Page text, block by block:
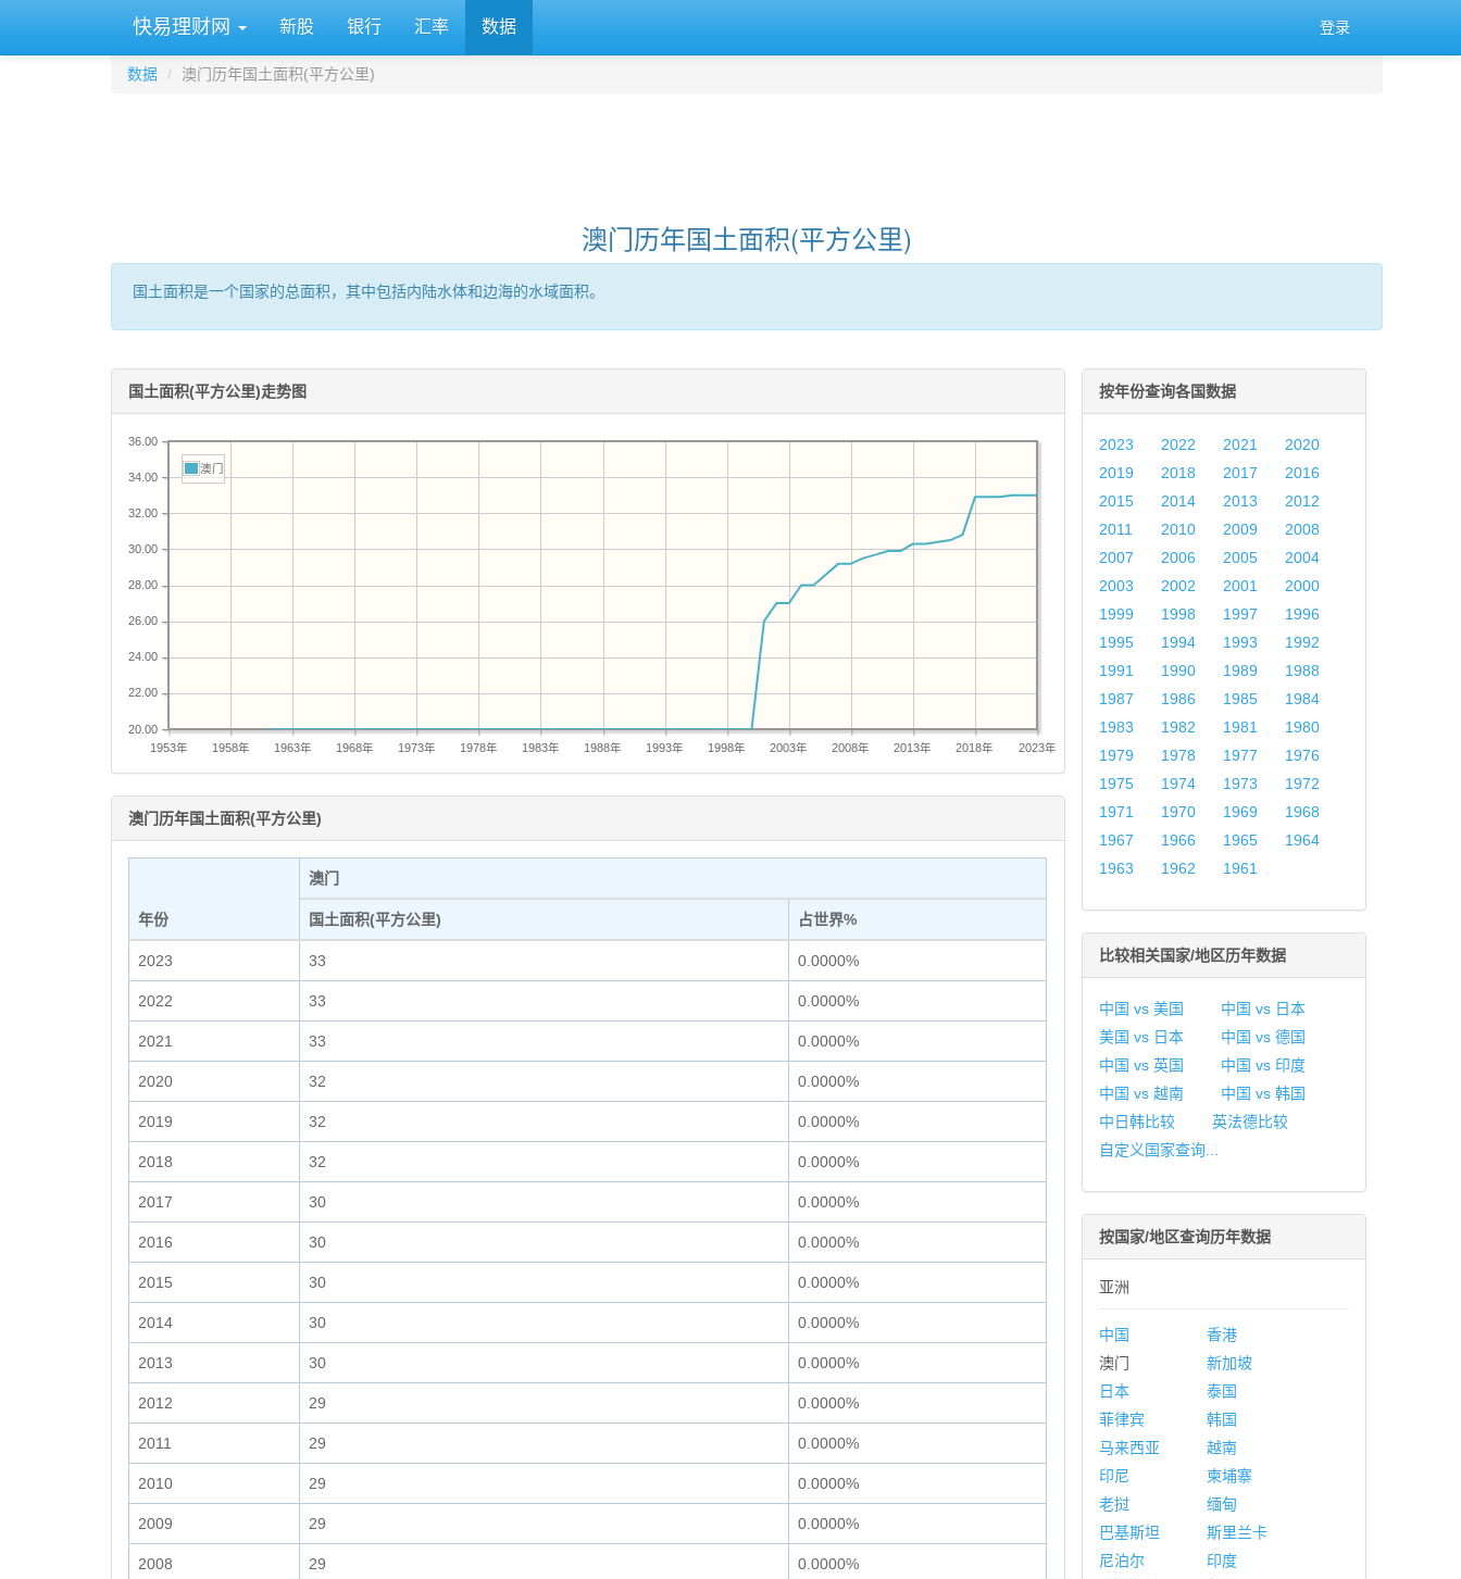
快易理财网 新股 银行 汇率 数据 登录
数据 澳门历年国土面积(平方公里)
澳门历年国土面积(平方公里)
国土面积是一个国家的总面积，其中包括内陆水体和边海的水域面积。
国土面积(平方公里)走势图
1953年 1958年 1963年 1968年 1973年 1978年 1983年 1988年 1993年 1998年 2003年 2008年 2013年 2018年 2023年
20.00
22.00
24.00
26.00
28.00
30.00
32.00
34.00
36.00
澳门
澳门历年国土面积(平方公里)
年份
澳门
国土面积(平方公里) 占世界%
2023 33 0.0000%
2022 33 0.0000%
2021 33 0.0000%
2020 32 0.0000%
2019 32 0.0000%
2018 32 0.0000%
2017 30 0.0000%
2016 30 0.0000%
2015 30 0.0000%
2014 30 0.0000%
2013 30 0.0000%
2012 29 0.0000%
2011 29 0.0000%
2010 29 0.0000%
2009 29 0.0000%
2008 29 0.0000%
按年份查询各国数据
2023 2022 2021
2020
2019
2018 2017
2016
2015
2014 2013
2012
2011
2010 2009
2008
2007
2006 2005
2004
2003
2002 2001
2000
1999
1998 1997
1996
1995
1994 1993
1992
1991
1990 1989
1988
1987
1986 1985
1984
1983
1982 1981
1980
1979
1978 1977
1976
1975
1974 1973
1972
1971
1970 1969
1968
1967
1966 1965
1964
1963
1962 1961
比较相关国家/地区历年数据
中国 vs 美国
中国 vs 日本
美国 vs 日本
中国 vs 德国
中国 vs 英国
中国 vs 印度
中国 vs 越南
中国 vs 韩国
中日韩比较
英法德比较
自定义国家查询...
按国家/地区查询历年数据
亚洲
中国
香港
澳门
新加坡
日本
泰国
菲律宾
韩国
马来西亚
越南
印尼
柬埔寨
老挝
缅甸
巴基斯坦
斯里兰卡
尼泊尔
印度